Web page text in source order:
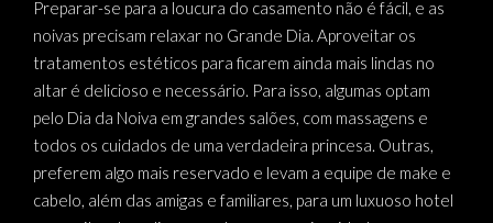
Preparar-se para a loucura do casamento não é fácil, e as
noivas precisam relaxar no Grande Dia. Aproveitar os
tratamentos estéticos para ficarem ainda mais lindas no
altar é delicioso e necessário. Para isso, algumas optam
pelo Dia da Noiva em grandes salões, com massagens e
todos os cuidados de uma verdadeira princesa. Outras,
preferem algo mais reservado e levam a equipe de make e
cabelo, além das amigas e familiares, para um luxuoso hotel